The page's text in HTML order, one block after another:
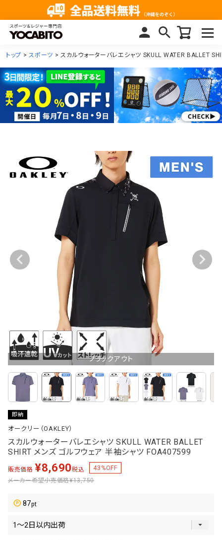
トップ スポーツ スカルウォーターバレエシャツ SKULL WATER BALLET
ブラックアウト
即納
オークリー（OAKLEY）
スカルウォーターバレエシャツ SKULL WATER BALLET
SHIRT メンズ ゴルフウェア 半袖シャツ FOA407599
販売価格 ¥8,690税込 43 %OFF
メーカー希望小売価格¥13,750
87